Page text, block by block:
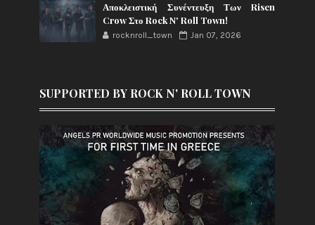
Αποκλειστική Συνέντευξη Των Risen
Crow Στο Rock N' Roll Town!
rocknroll_town Jan 07, 2026
SUPPORTED BY ROCK N' ROLL TOWN